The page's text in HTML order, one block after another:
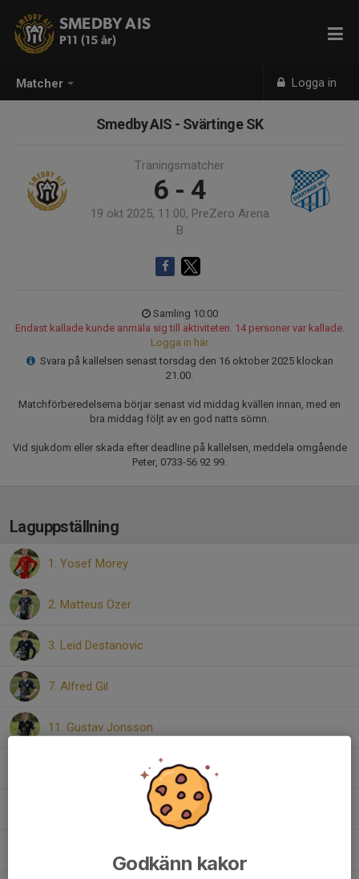
Matcher Logga in
SMEDBY AIS
P11 (15 år)
Smedby AIS - Svärtinge SK
Träningsmatcher
6 - 4
19 okt 2025, 11:00, PreZero Arena
B
Samling 10:00
Endast kallade kunde anmäla sig till aktiviteten. 14 personer var kallade.
Logga in här
Svara på kallelsen senast torsdag den 16 oktober 2025 klockan
21.00.
Matchförberedelserna börjar senast vid middag kvällen innan, med en
bra middag följt av en god natts sömn.
Vid sjukdom eller skada efter deadline på kallelsen, meddela omgående
Peter, 0733-56 92 99.
Laguppställning
1. Yosef Morey
2. Matteus Özer
3. Leid Destanovic
7. Alfred Gil
11. Gustav Jonsson
Godkänn kakor